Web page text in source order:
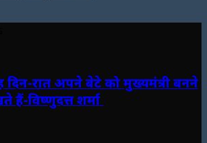
दिन-रात अपने बेटे को मुख्यमंत्री बनने
हैं-विष्णुदत्त शर्मा